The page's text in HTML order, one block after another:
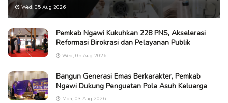
Wed, 05 Aug 2026
Pemkab Ngawi Kukuhkan 228 PNS, Akselerasi
Reformasi Birokrasi dan Pelayanan Publik
Wed, 05 Aug 2026
Bangun Generasi Emas Berkarakter, Pemkab
Ngawi Dukung Penguatan Pola Asuh Keluarga
Mon, 03 Aug 2026